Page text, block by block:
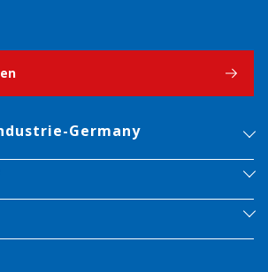
Germany